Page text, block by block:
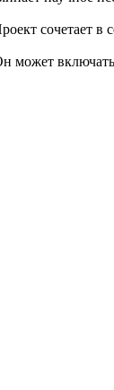
сочетает в
может включать